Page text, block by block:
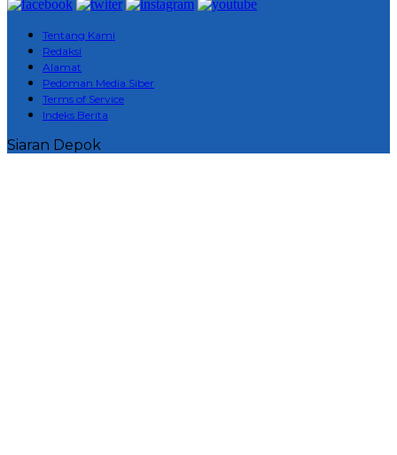
Tentang Kami
Redaksi
Alamat
Pedoman Media Siber
Terms of Service
Indeks Berita
Siaran Depok